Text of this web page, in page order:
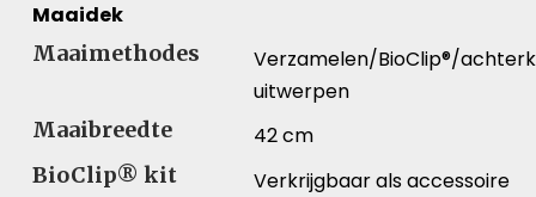
Maaidek
Maaimethodes
Verzamelen/BioClip®/
uitwerpen
Maaibreedte
42 cm
BioClip® kit
Verkrijgbaar als accessoire